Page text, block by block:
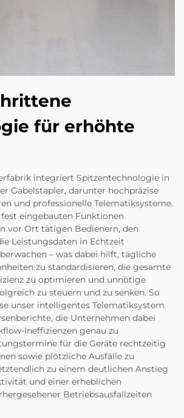
für erhöhte
integriert Spitzentechnologie in
Gabelstapler, darunter hochpräzise
und professionelle Telematiksysteme.
eingebauten Funktionen
vor Ort tätigen Bedienern, den
Leistungsdaten in Echtzeit
– was dabei hilft, tägliche
zu standardisieren, die gesamte
zu optimieren und unnötige
zu steuern und zu senken. So
unser intelligentes Telematiksystem
die Unternehmen dabei
Ineffizienzen genau zu
für die Geräte rechtzeitig
sowie plötzliche Ausfälle zu
zu einem deutlichen Anstieg
und einer erheblichen
Betriebsausfallzeiten